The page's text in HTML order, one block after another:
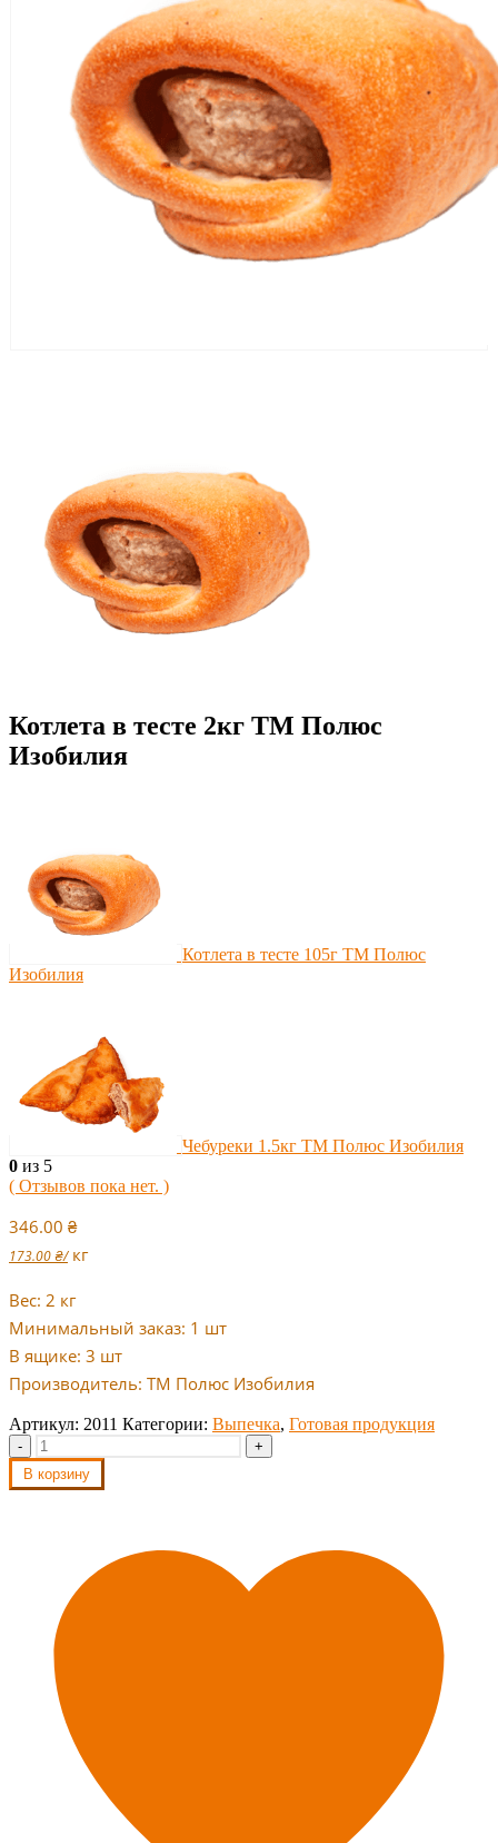
Котлета в тесте 2кг ТМ Полюс
Изобилия
Котлета в тесте 105г ТМ Полюс
Изобилия
Чебуреки 1.5кг ТМ Полюс Изобилия
0 из 5
( Отзывов пока нет. )
346.00 ₴
173.00₴/ кг
Вес: 2 кг
Минимальный заказ: 1 шт
В ящике: 3 шт
Производитель: ТМ Полюс Изобилия
Артикул: 2011 Категории: Выпечка, Готовая продукция
-
+
В корзину